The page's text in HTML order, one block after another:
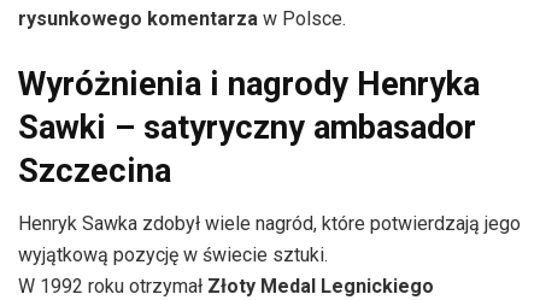
rysunkowego komentarza w Polsce.
Wyróżnienia i nagrody Henryka
Sawki – satyryczny ambasador
Szczecina
Henryk Sawka zdobył wiele nagród, które potwierdzają jego
wyjątkową pozycję w świecie sztuki.
W 1992 roku otrzymał Złoty Medal Legnickiego